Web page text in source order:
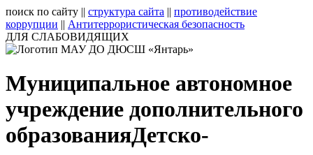
поиск по сайту || структура сайта || противодействие
коррупции || Антитеррористическая безопасность
ДЛЯ СЛАБОВИДЯЩИХ
Муниципальное автономное
учреждение дополнительного
образованияДетско-